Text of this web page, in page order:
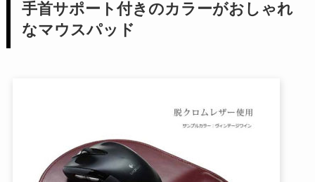
手首サポート付きのカラーがおしゃれ
なマウスパッド